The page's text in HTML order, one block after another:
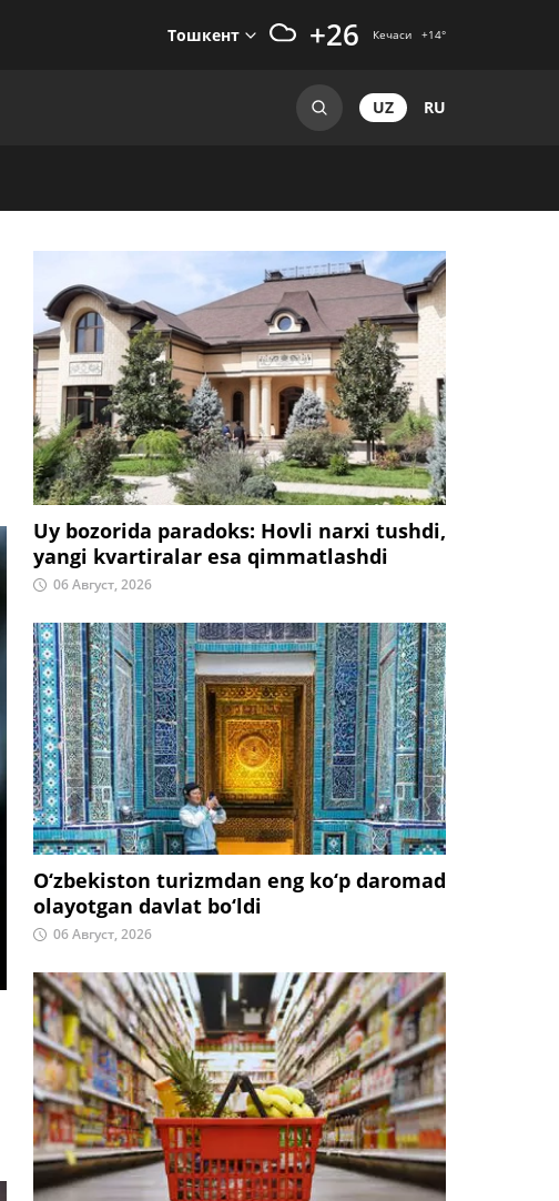
Тошкент +26 Кечаси +14°
UZ RU
Uy bozorida paradoks: Hovli narxi tushdi,
yangi kvartiralar esa qimmatlashdi
06 Август, 2026
O‘zbekiston turizmdan eng ko‘p daromad
olayotgan davlat bo‘ldi
06 Август, 2026